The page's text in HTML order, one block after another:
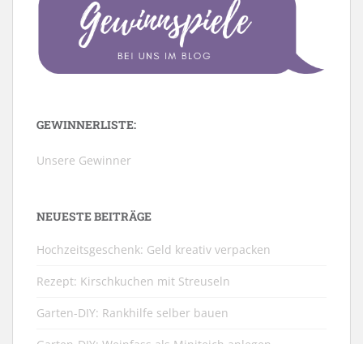
GEWINNERLISTE:
Unsere Gewinner
NEUESTE BEITRÄGE
Hochzeitsgeschenk: Geld kreativ verpacken
Rezept: Kirschkuchen mit Streuseln
Garten-DIY: Rankhilfe selber bauen